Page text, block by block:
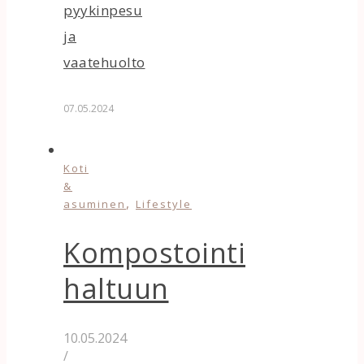
pyykinpesu
ja
vaatehuolto
07.05.2024
Koti
&
asuminen , Lifestyle
Kompostointi
haltuun
10.05.2024
/